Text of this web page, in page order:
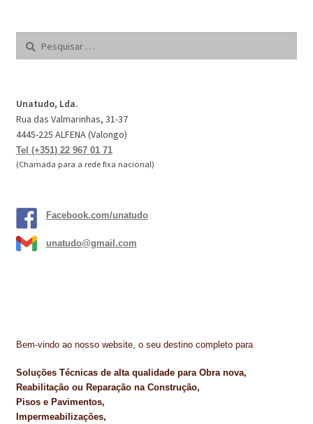
Pesquisar
Unatudo, Lda.
Rua das Valmarinhas, 31-37
4445-225 ALFENA (Valongo)
Tel (+351) 22 967 01 71
(Chamada para a rede fixa nacional)
Facebook.com/unatudo
unatudo@gmail.com
Bem-vindo ao nosso website, o seu destino completo para
Soluções Técnicas de alta qualidade para Obra nova,
Reabilitação ou Reparação na Construção,
Pisos e Pavimentos,
Impermeabilizações,